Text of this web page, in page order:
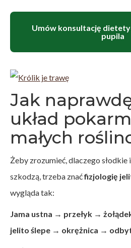
Umów konsultację
pupila
Jak
układ
małych
Żeby zrozumieć, dlaczego
szkodzą, trzeba znaćfizjologię
wygląda tak:
Jama ustna → przełyk →
jelito ślepe → okrężnica →